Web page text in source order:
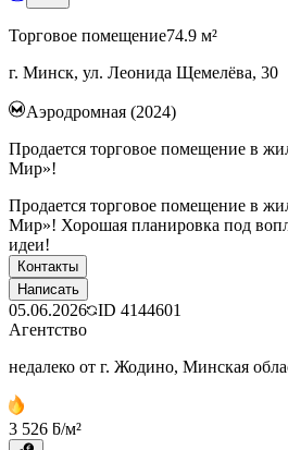
Торговое помещение74.9 м²
г. Минск, ул. Леонида Щемелёва, 30
Аэродромная (2024)
Продается торговое помещение в
Мир»!
Продается торговое помещение в
Мир»! Хорошая планировка под
идеи!
Контакты
Написать
05.06.2026 ID 4144601
Агентство
недалеко от г. Жодино, Минская
3 526 ƃ/м²